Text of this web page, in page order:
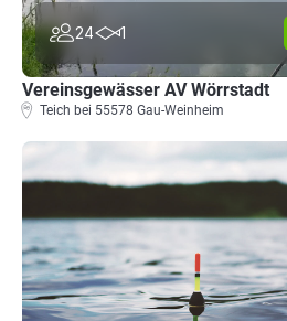
24 1
Vereinsgewässer AV Wörrstadt
Teich bei 55578 Gau-Weinheim